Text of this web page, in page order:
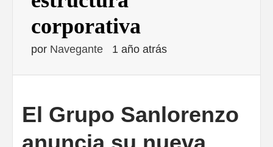
corporativa
por Navegante 1 año atrás
El Grupo Sanlorenzo